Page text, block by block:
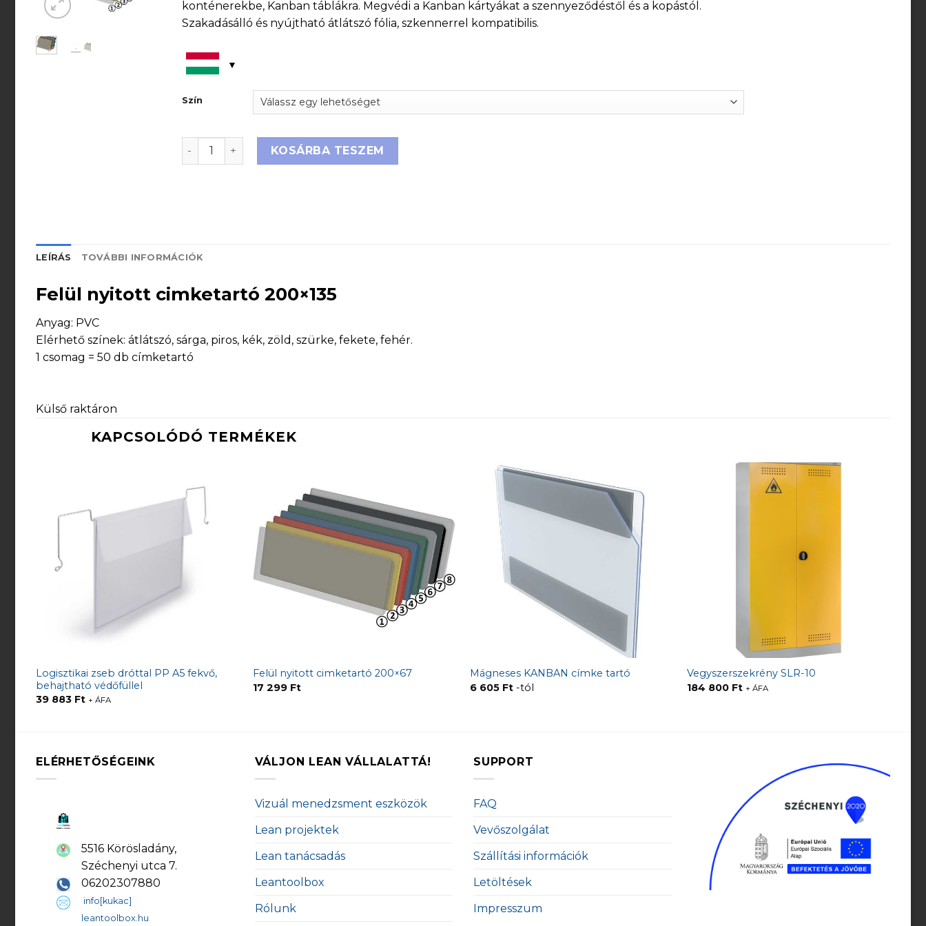
konténerekbe, Kanban táblákra. Megvédi a Kanban kártyákat a szennyeződéstől és a kopástól.
Szakadásálló és nyújtható átlátszó fólia, szkennerrel kompatibilis.
Szín
Felül nyitott cimketartó 200x135 mennyiség
KOSÁRBA TESZEM
LEÍRÁS TOVÁBBI INFORMÁCIÓK
Felül nyitott cimketartó 200×135
Anyag: PVC
Elérhető színek: átlátszó, sárga, piros, kék, zöld, szürke, fekete, fehér.
1 csomag = 50 db címketartó
Külső raktáron
KAPCSOLÓDÓ TERMÉKEK
Logisztikai zseb dróttal PP A5 fekvő,
behajtható védőfüllel
39 883 Ft + ÁFA
Felül nyitott cimketartó 200×67
17 299 Ft
Mágneses KANBAN címke tartó
6 605 Ft-tól
Vegyszerszekrény SLR-10
184 800 Ft + ÁFA
ELÉRHETŐSÉGEINK
5516 Körösladány,
Széchenyi utca 7.
06202307880
info[kukac]
leantoolbox.hu
VÁLJON LEAN VÁLLALATTÁ!
Vizuál menedzsment eszközök
Lean projektek
Lean tanácsadás
Leantoolbox
Rólunk
SUPPORT
FAQ
Vevőszolgálat
Szállítási információk
Letöltések
Impresszum